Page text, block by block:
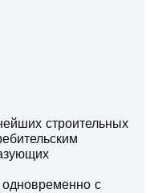
строительных
с